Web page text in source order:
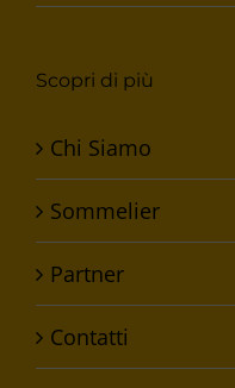
Scopri di più
Chi Siamo
Sommelier
Partner
Contatti